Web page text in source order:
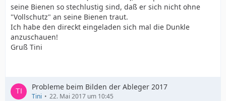
seine Bienen so stechlustig sind, daß er sich nicht ohne
"Vollschutz" an seine Bienen traut.
Ich habe den direckt eingeladen sich mal die Dunkle
anzuschauen!
Gruß Tini
Probleme beim Bilden der Ableger 2017
Tini 22. Mai 2017 um 10:45